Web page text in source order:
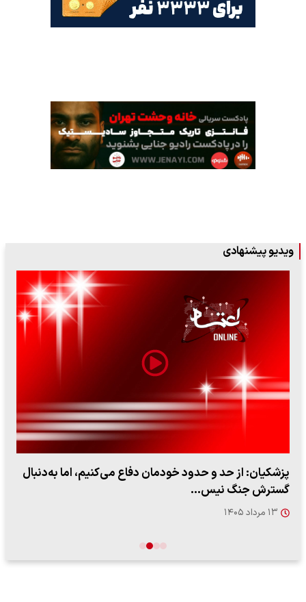
ویدیو پیشنهادی
ببینید| لحظه بمباران خیابان فردوسی در جنگ ۴۰ روزه از
زاویه جدید
۱۲ مرداد ۱۴۰۵